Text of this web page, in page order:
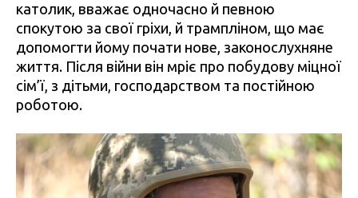
католик, вважає одночасно й певною
спокутою за свої гріхи, й трампліном, що має
допомогти йому почати нове, законослухняне
життя. Після війни він мріє про побудову міцної
сім’ї, з дітьми, господарством та постійною
роботою.